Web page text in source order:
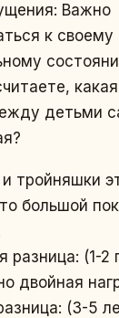
Важно
к своему
детьми
тройняшки
большой
разница: (1-2
двойная
(3-5